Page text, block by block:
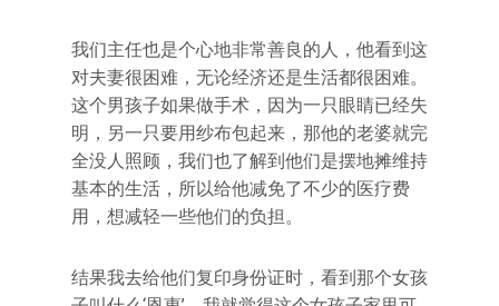
我们主任也是个心地非常善良的人，他看到这
对夫妻很困难，无论经济还是生活都很困难。
这个男孩子如果做手术，因为一只眼睛已经失
明，另一只要用纱布包起来，那他的老婆就完
全没人照顾，我们也了解到他们是摆地摊维持
基本的生活，所以给他减免了不少的医疗费
用，想减轻一些他们的负担。
结果我去给他们复印身份证时，看到那个女孩